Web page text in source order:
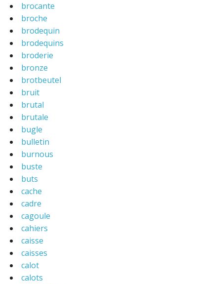
brocante
broche
brodequin
brodequins
broderie
bronze
brotbeutel
bruit
brutal
brutale
bugle
bulletin
burnous
buste
buts
cache
cadre
cagoule
cahiers
caisse
caisses
calot
calots